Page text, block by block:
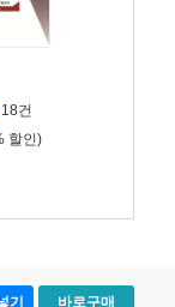
18건
할인)
기 바로구매